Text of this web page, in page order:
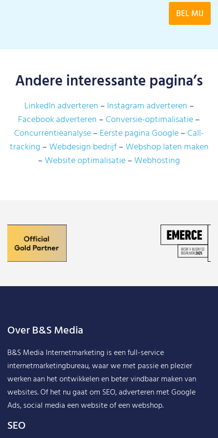
Andere interessante pagina’s
LinkedIn adverteren
Instagram adverteren
Facebook adverteren
Conversie-optimalisatie
Concurrentieanalyse
Eerste pagina Google
Call-
tracking
Webdesign bedrijf
Webshop laten maken
Website optimalisatie
Webhosting
Over B&S Media
B&S Media Internetmarketing is een full-service
internetmarketingbureau, waar we met passie en plezier
werken aan het ontwikkelen en beter vindbaar maken van
websites. Of het nu gaat om SEO, adverteren met Google
Ads, social media een website of een webshop.
SEO